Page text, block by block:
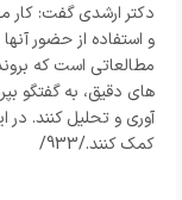
دکتر ارشدی گفت: کار
و استفاده از حضور
مطالعاتی است که
های دقیق، به گفتگو
آوری و تحلیل کنند. در
کمک کنند./933/